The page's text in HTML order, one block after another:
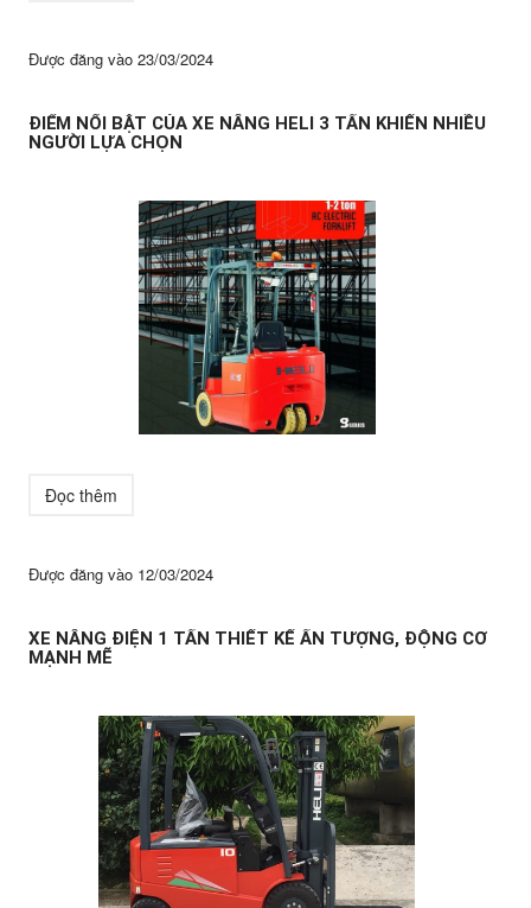
Được đăng vào 23/03/2024
ĐIỂM NỔI BẬT CỦA XE NÂNG HELI 3 TẤN KHIẾN NHIỀU
NGƯỜI LỰA CHỌN
Đọc thêm
Được đăng vào 12/03/2024
XE NÂNG ĐIỆN 1 TẤN THIẾT KẾ ẤN TƯỢNG, ĐỘNG CƠ
MẠNH MẼ